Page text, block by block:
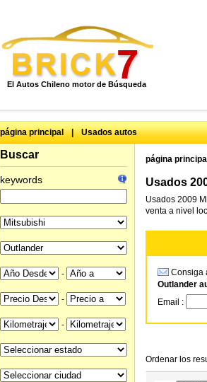
El Autos Chileno motor de Búsqueda
página principal | Usados autos
Buscar
keywords
-
-
-
página principal
Usados
Usados 2009
venta a nivel
Consiga
Outlander
Email :
Ordenar los